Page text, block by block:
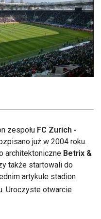
zespołu FC Zurich -
już w 2004 roku.
architektoniczne Betrix &
także startowali do
artykule stadion
Uroczyste otwarcie